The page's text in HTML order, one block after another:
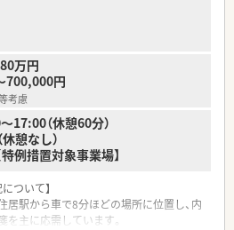
い合わせに対応
り品の確認
検(夕方)
録
メージ】
つの営業所で長く務めて貢献している方
、多くの種類の医薬品を扱う営業所などへ
います。
剤師をバックアップする部署への道もあ
展開する、東証プライム上場の医薬品卸
万円
700,000円
考慮
17:00（休憩60分）
憩なし）
例措置対象事業場】
ついて】
駅から車で8分ほどの場所に位置し、内
主に応需しています。